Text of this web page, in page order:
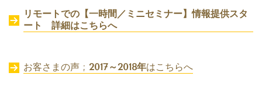
リモートでの【一時間／ミニセミナー】情報提供スタ
ート 詳細はこちらへ
お客さまの声 ; 2017～2018年はこちらへ